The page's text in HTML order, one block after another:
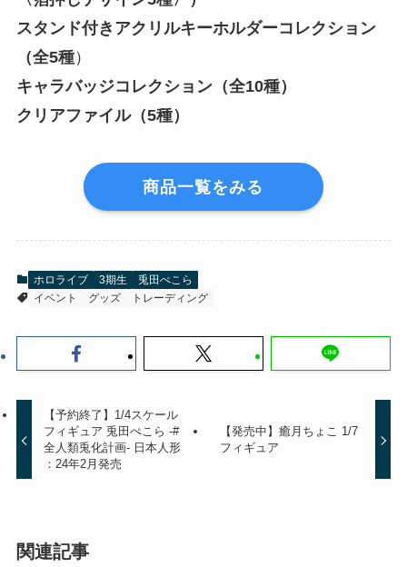
スタンド付きアクリルキーホルダーコレクション
（全5種）
キャラバッジコレクション（全10種）
クリアファイル（5種）
商品一覧をみる
ホロライブ 3期生
兎田ぺこら
イベント
グッズ トレーディング
【予約終了】1/4スケール
フィギュア 兎田ぺこら -#
全人類兎化計画- 日本人形
：24年2月発売
【発売中】癒月ちょこ 1/7
フィギュア
関連記事